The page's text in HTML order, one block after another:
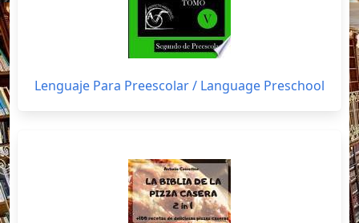
Lenguaje Para Preescolar / Language Preschool